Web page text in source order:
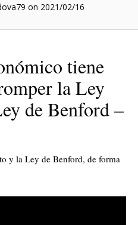
on 2021/02/16
tiene
la Ley
de Benford –
y la Ley de Benford, de forma